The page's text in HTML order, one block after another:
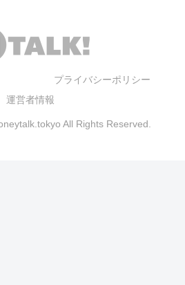
プライバシーポリシー
運営者情報
All Rights Reserved.